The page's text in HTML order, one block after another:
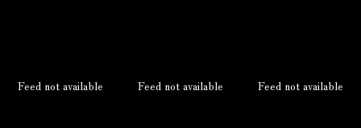
Feed not available Feed not available Feed not available